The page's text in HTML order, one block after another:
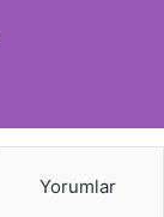
Yorumlar